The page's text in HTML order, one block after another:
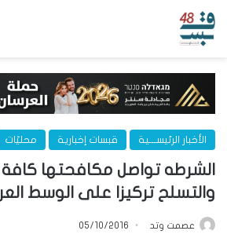
الأخبار الرئيســـية قبسات إخبارية محليّات
الشرطه تواصل مكافحتها كافة
والتسلح تركيزا على الوسط
عصمت وتد 05/10/2016